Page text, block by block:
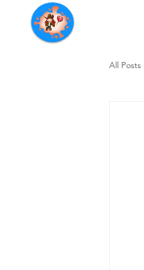
Servicios de limpieza
All Posts